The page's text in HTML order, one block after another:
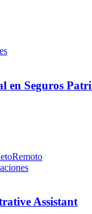
en Seguros
Remoto
Assistant